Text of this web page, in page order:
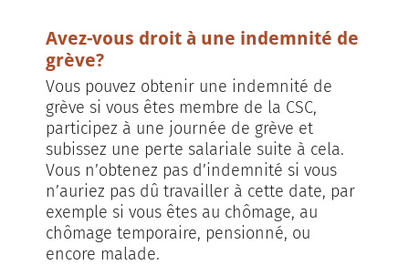
Avez-vous droit à une indemnité de
grève?
Vous pouvez obtenir une indemnité de
grève si vous êtes membre de la CSC,
participez à une journée de grève et
subissez une perte salariale suite à cela.
Vous n’obtenez pas d’indemnité si vous
n’auriez pas dû travailler à cette date, par
exemple si vous êtes au chômage, au
chômage temporaire, pensionné, ou
encore malade.